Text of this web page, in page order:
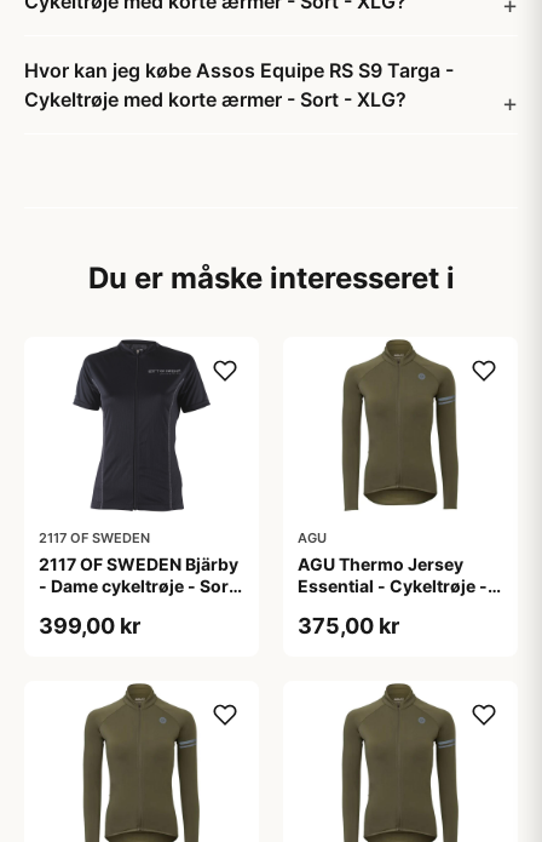
Hvor kan jeg købe Assos Equipe RS S9 Targa -
Cykeltrøje med korte ærmer - Sort - XLG?
Du er måske interesseret i
2117 OF SWEDEN
2117 OF SWEDEN Bjärby
- Dame cykeltrøje - Sort
399,00 kr
AGU
AGU Thermo Jersey
Essential - Cykeltrøje -
L
375,00 kr